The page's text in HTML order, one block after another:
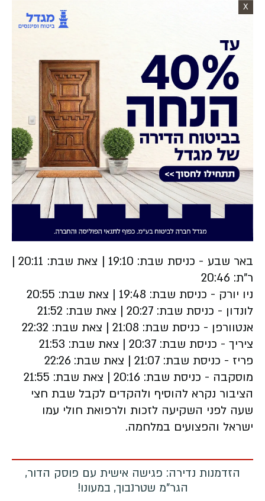
X
באר שבע -
כניסת שבת: 19:10 | צאת שבת: 20:11 |
ר"ת: 20:46
ניו יורק - כניסת שבת: 19:48 | צאת שבת: 20:55
לונדון - כניסת שבת: 20:27 | צאת שבת: 21:52
אנטוורפן - כניסת שבת: 21:08 | צאת שבת: 22:32
ציריך - כניסת שבת: 20:37 | צאת שבת: 21:53
פריז - כניסת שבת: 21:07 | צאת שבת: 22:26
מוסקבה - כניסת שבת: 20:16 | צאת שבת: 21:55
הציבור נקרא להוסיף ולהקדים לקבל שבת חצי
שעה לפני השקיעה לזכות ולרפואת חולי עמו
ישראל והפצועים במלחמה.
הזדמנות נדירה: פגישה אישית עם פוסק הדור,
הגר"מ שטרנבוך, במעונו!